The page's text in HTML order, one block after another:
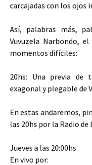
carcajadas con los ojos
Así, palabras más,
Vuvuzela Narbondo,
momentos difíciles:
20hs: Una previa de
exagonal y plegable de
En estas andaremos,
las 20hs por la Radio de
Jueves a las 20:00hs
En vivo por: